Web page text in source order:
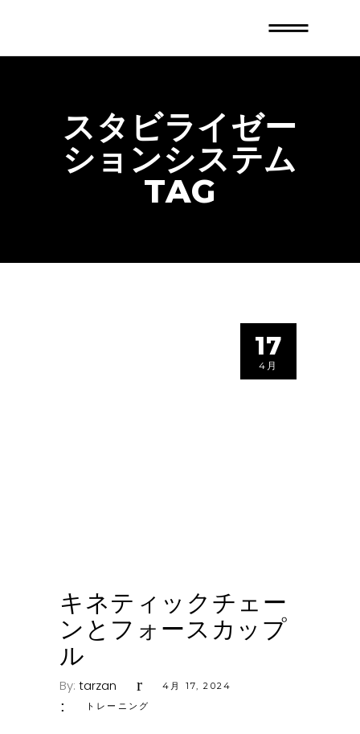
スタビライゼー
ションシステム
TAG
17
4月
キネティックチェー
ンとフォースカップ
ル
By: tarzan
4月 17, 2024
トレーニング